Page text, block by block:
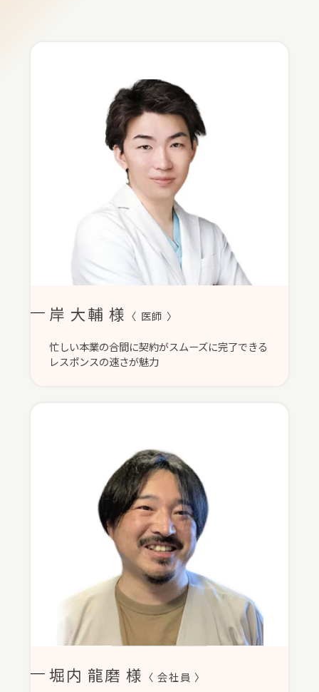
岸 大輔 様 〈 医師 〉
忙しい本業の合間に契約がスムーズに完了できる
レスポンスの速さが魅力
堀内 龍磨 様 〈 会社員 〉